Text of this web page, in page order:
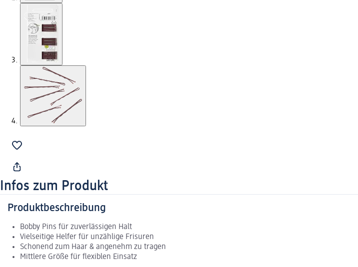
Infos zum Produkt
Produktbeschreibung
Bobby Pins für zuverlässigen Halt
Vielseitige Helfer für unzählige Frisuren
Schonend zum Haar & angenehm zu tragen
Mittlere Größe für flexiblen Einsatz